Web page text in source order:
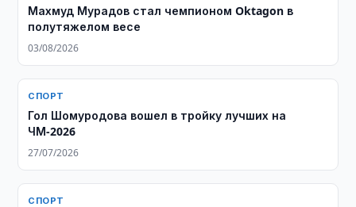
Махмуд Мурадов стал чемпионом Oktagon в
полутяжелом весе
03/08/2026
СПОРТ
Гол Шомуродова вошел в тройку лучших на
ЧМ-2026
27/07/2026
СПОРТ